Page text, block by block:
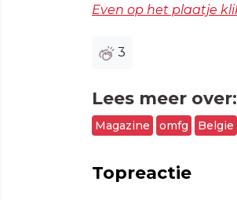
Even op het plaatje
3
Lees meer over:
Magazine omfg Belgie
Topreactie